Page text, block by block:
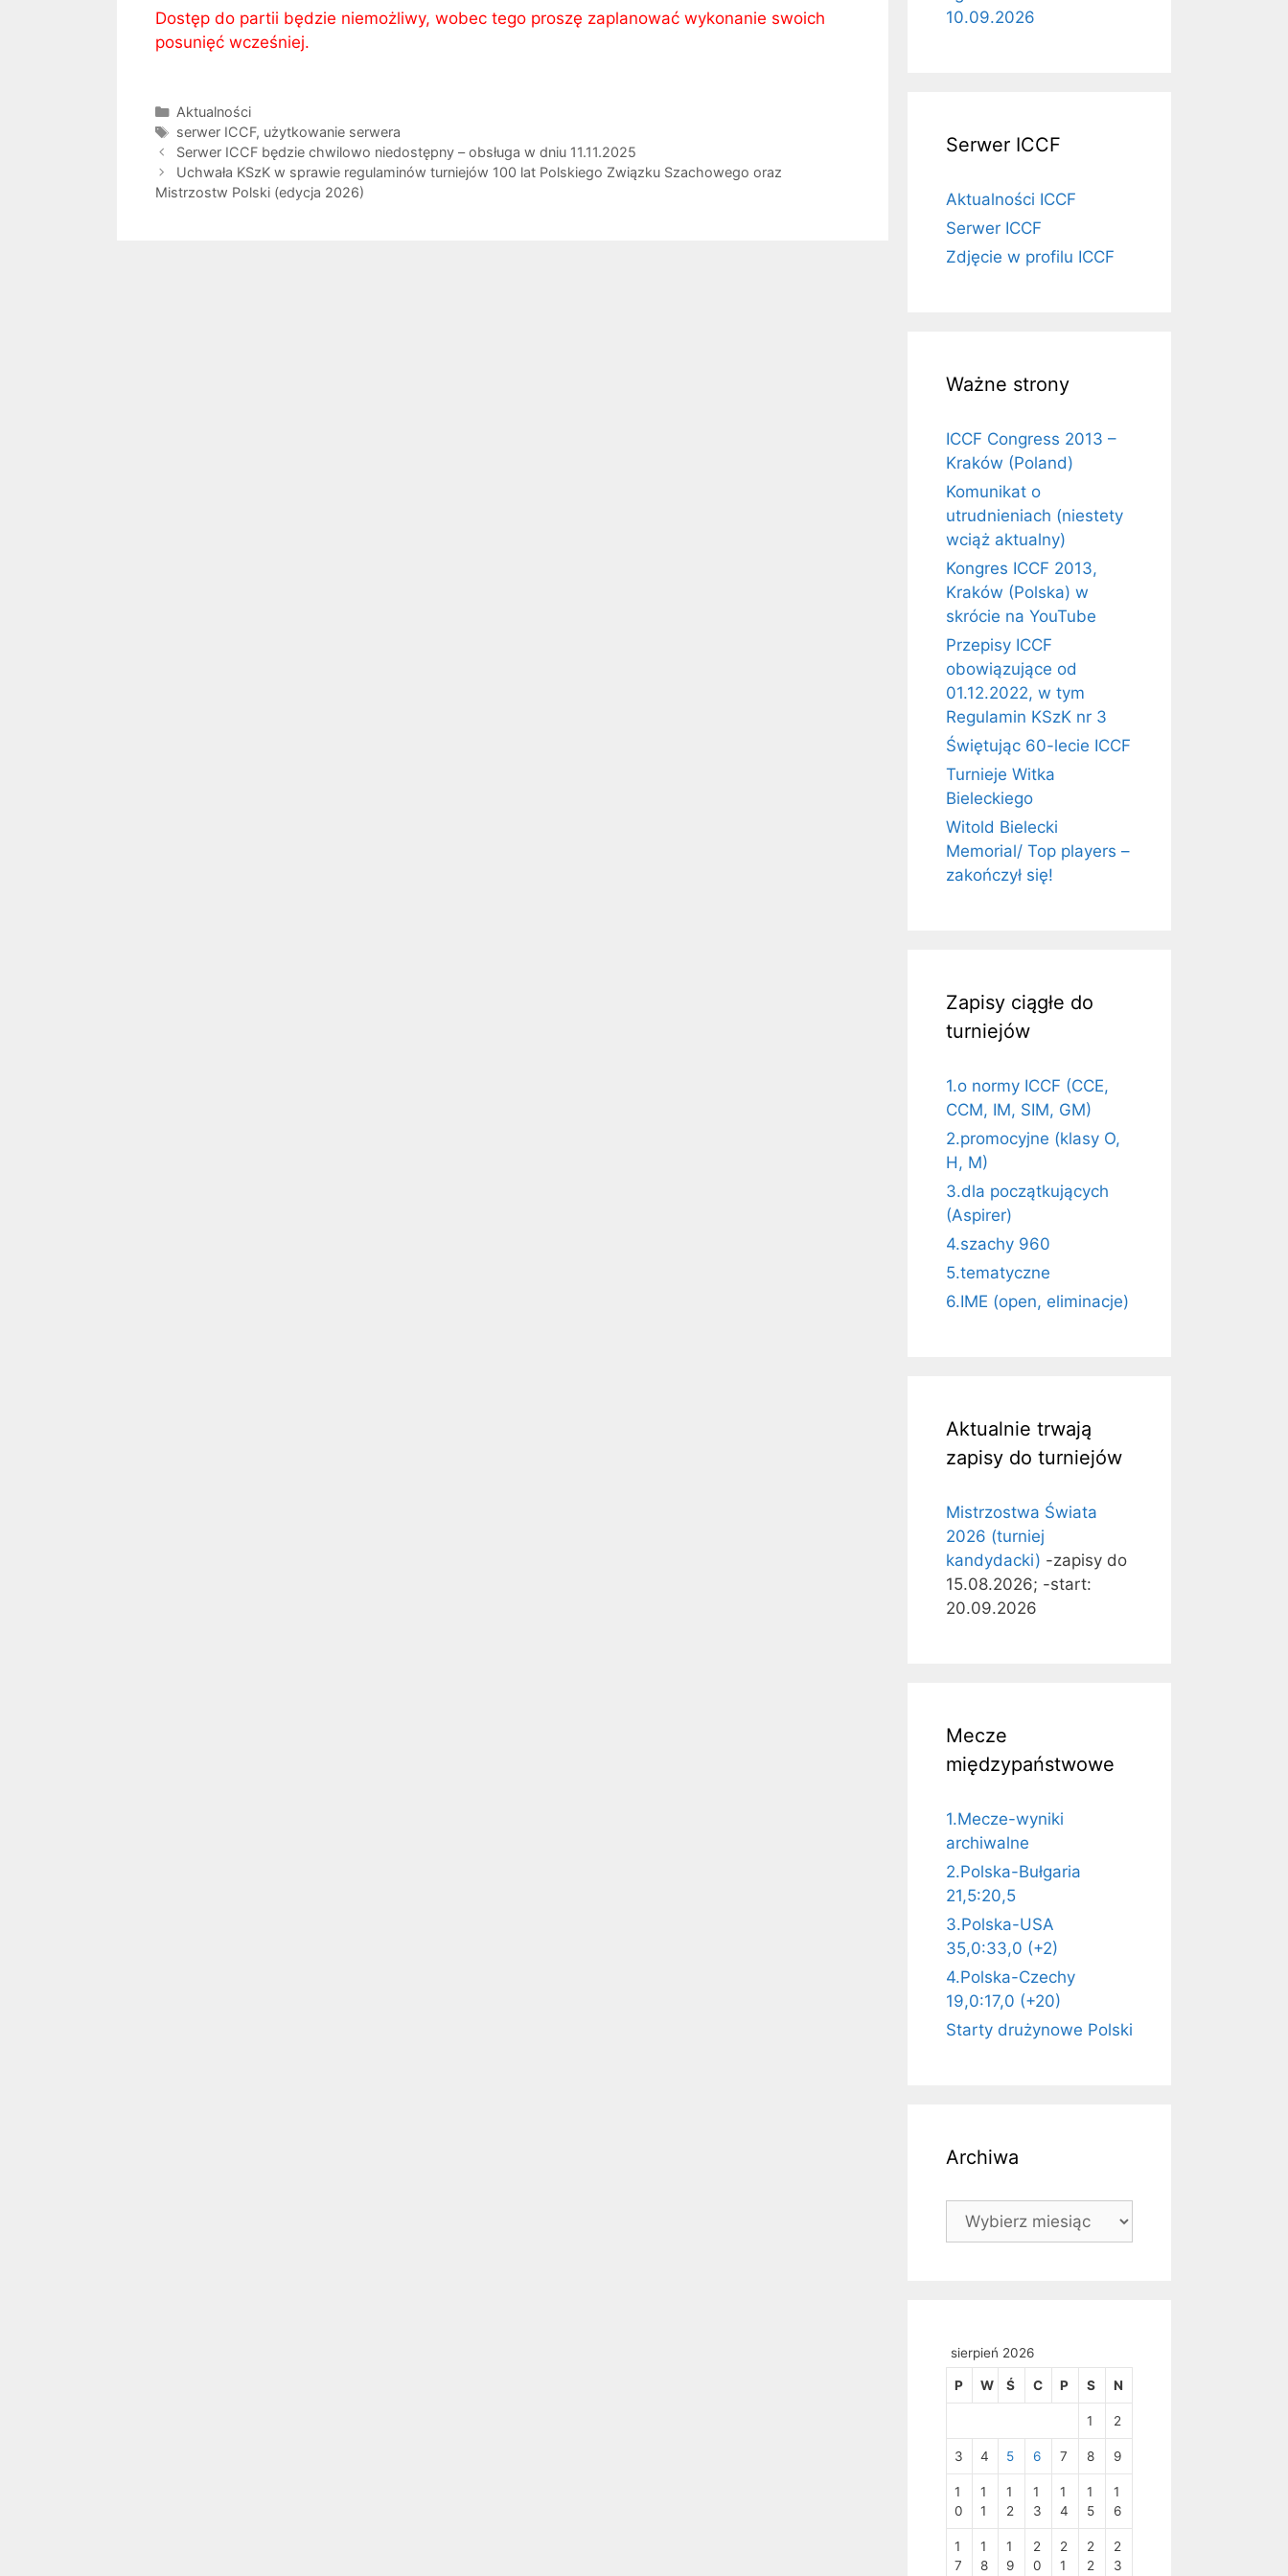
Dostęp do partii będzie niemożliwy, wobec tego proszę zaplanować wykonanie swoich
posunięć wcześniej.
Kategorie
Aktualności
Tagi
serwer ICCF, użytkowanie serwera
Serwer ICCF będzie chwilowo niedostępny – obsługa w dniu 11.11.2025
Uchwała KSzK w sprawie regulaminów turniejów 100 lat Polskiego Związku Szachowego oraz
Mistrzostw Polski (edycja 2026)
10.09.2026
Serwer ICCF
Aktualności ICCF
Serwer ICCF
Zdjęcie w profilu ICCF
Ważne strony
ICCF Congress 2013 –
Kraków (Poland)
Komunikat o
utrudnieniach (niestety
wciąż aktualny)
Kongres ICCF 2013,
Kraków (Polska) w
skrócie na YouTube
Przepisy ICCF
obowiązujące od
01.12.2022, w tym
Regulamin KSzK nr 3
Świętując 60-lecie ICCF
Turnieje Witka
Bieleckiego
Witold Bielecki
Memorial/ Top players –
zakończył się!
Zapisy ciągłe do
turniejów
1.o normy ICCF (CCE,
CCM, IM, SIM, GM)
2.promocyjne (klasy O,
H, M)
3.dla początkujących
(Aspirer)
4.szachy 960
5.tematyczne
6.IME (open, eliminacje)
Aktualnie trwają
zapisy do turniejów
Mistrzostwa Świata
2026 (turniej
kandydacki) -zapisy do
15.08.2026; -start:
20.09.2026
Mecze
międzypaństwowe
1.Mecze-wyniki
archiwalne
2.Polska-Bułgaria
21,5:20,5
3.Polska-USA
35,0:33,0 (+2)
4.Polska-Czechy
19,0:17,0 (+20)
Starty drużynowe Polski
Archiwa
Archiwa
sierpień 2026
P W Ś C P S N
1 2
3 4 5 6 7 8 9
1
0
1
1
1
2
1
3
1
4
1
5
1
6
1
7
1
8
1
9
2
0
2
1
2
2
2
3